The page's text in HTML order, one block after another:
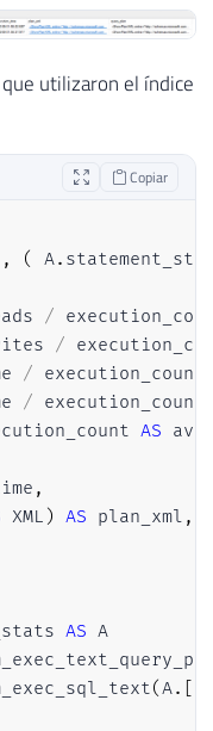
utilizaron el índice
Copiar
, ( A.
/
/
/
/
AS
,
XML ) AS plan_xml ,
AS A
(A.